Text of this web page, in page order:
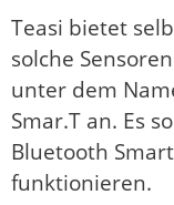
Teasi bietet
solche Sensoren
unter dem
Smar.T an. Es
Bluetooth
funktionieren.